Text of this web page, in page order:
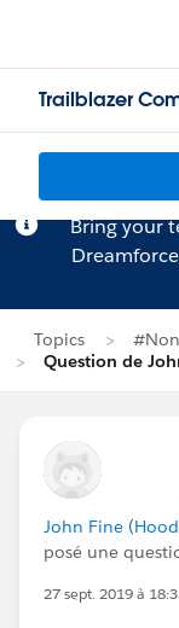
Trailblazer
Bring your
Topics
Question de
John Fine
posé une
27 sept. 2019 à